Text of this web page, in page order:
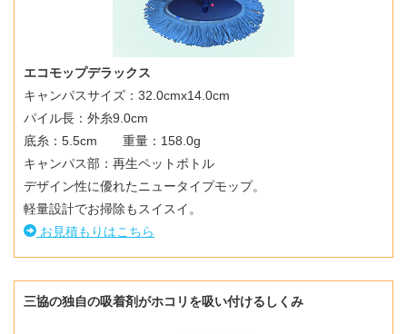
エコモップデラックス
キャンパスサイズ：32.0cmx14.0cm
パイル長：外糸9.0cm
底糸：5.5cm 重量：158.0g
キャンパス部：再生ペットボトル
デザイン性に優れたニュータイプモップ。
軽量設計でお掃除もスイスイ。
お見積もりはこちら
三協の独自の吸着剤がホコリを吸い付けるしくみ